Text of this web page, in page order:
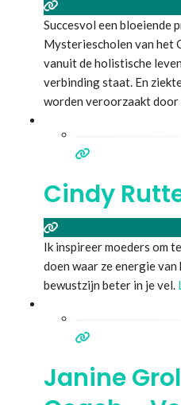
Succesvol een bloeiende
Mysteriescholen van het
vanuit de holistische
verbinding staat. En
worden veroorzaakt door
meer dan 12.000 jaar
Inneren. En
Cindy
Ik inspireer moeders om
doen waar ze energie
bewustzijn beter in je vel.
Janine